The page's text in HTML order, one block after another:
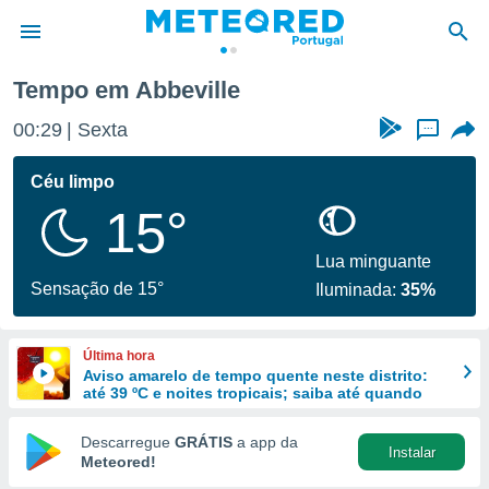
da
foi
fornecidas
a este
das
e
forma
digital
Tempo em Abbeville
00:29 Sexta ...
Céu limpo
15°
Sensação de 15°
Lua minguante
Iluminada:35%
Última hora
Aviso amarelo de tempo quente neste distrito:
até 39 ºC e noites tropicais; saiba até quando
Descarregue GRÁTIS a app da
Meteored!
Instalar